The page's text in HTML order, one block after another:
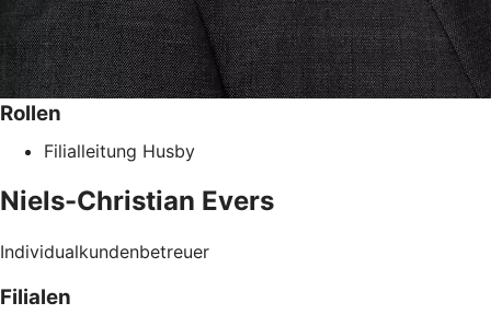
Rollen
Filialleitung Husby
Niels-Christian Evers
Individualkundenbetreuer
Filialen